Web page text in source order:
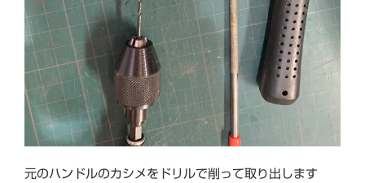
元のハンドルのカシメをドリルで削って取り出します